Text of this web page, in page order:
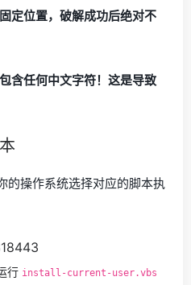
定位置，破解成功后绝对不
含任何中文字符！这是导致
的操作系统选择对应的脚本执
行 install-current-user.vbs